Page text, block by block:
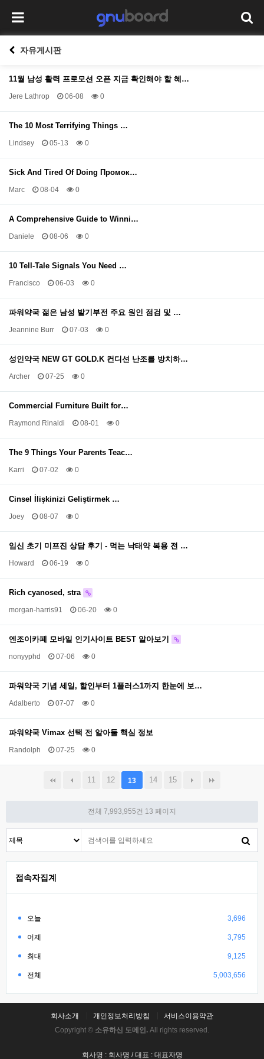
자유게시판
11월 남성 활력 프로모션 오픈 지금 확인해야 할 혜…
Jere Lathrop 06-08 0
The 10 Most Terrifying Things …
Lindsey 05-13 0
Sick And Tired Of Doing Промок…
Marc 08-04 0
A Comprehensive Guide to Winni…
Daniele 08-06 0
10 Tell-Tale Signals You Need …
Francisco 06-03 0
파워약국 젊은 남성 발기부전 주요 원인 점검 및 …
Jeannine Burr 07-03 0
성인약국 NEW GT GOLD.K 컨디션 난조를 방치하…
Archer 07-25 0
Commercial Furniture Built for…
Raymond Rinaldi 08-01 0
The 9 Things Your Parents Teac…
Karri 07-02 0
Cinsel İlişkinizi Geliştirmek …
Joey 08-07 0
임신 초기 미프진 상담 후기 - 먹는 낙태약 복용 전 …
Howard 06-19 0
Rich cyanosed, stra
morgan-harris91 06-20 0
엔­조­이­카­페 모바일 인기사이트 BEST 알아보기
nonyyphd 07-06 0
파워약국 기념 세일, 할인부터 1플러스1까지 한눈에 보…
Adalberto 07-07 0
파워약국 Vimax 선택 전 알아둘 핵심 정보
Randolph 07-25 0
11 12 13 14 15
전체 7,993,955건 13 페이지
접속자집계
오늘 3,696
어제 3,795
최대 9,125
전체 5,003,656
회사소개 개인정보처리방침
서비스이용약관
Copyright © 소유하신 도메인. All rights reserved.
회사명 : 회사명 / 대표 : 대표자명